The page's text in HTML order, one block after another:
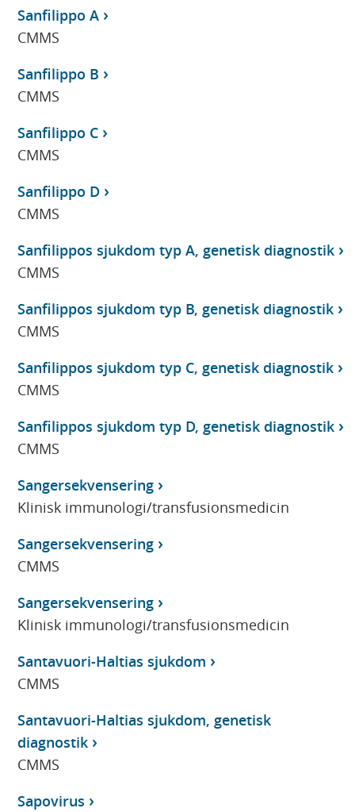
Sanfilippo A
CMMS
Sanfilippo B
CMMS
Sanfilippo C
CMMS
Sanfilippo D
CMMS
Sanfilippos sjukdom typ A, genetisk diagnostik
CMMS
Sanfilippos sjukdom typ B, genetisk diagnostik
CMMS
Sanfilippos sjukdom typ C, genetisk diagnostik
CMMS
Sanfilippos sjukdom typ D, genetisk diagnostik
CMMS
Sangersekvensering
Klinisk immunologi/transfusionsmedicin
Sangersekvensering
CMMS
Sangersekvensering
Klinisk immunologi/transfusionsmedicin
Santavuori-Haltias sjukdom
CMMS
Santavuori-Haltias sjukdom, genetisk
diagnostik
CMMS
Sapovirus